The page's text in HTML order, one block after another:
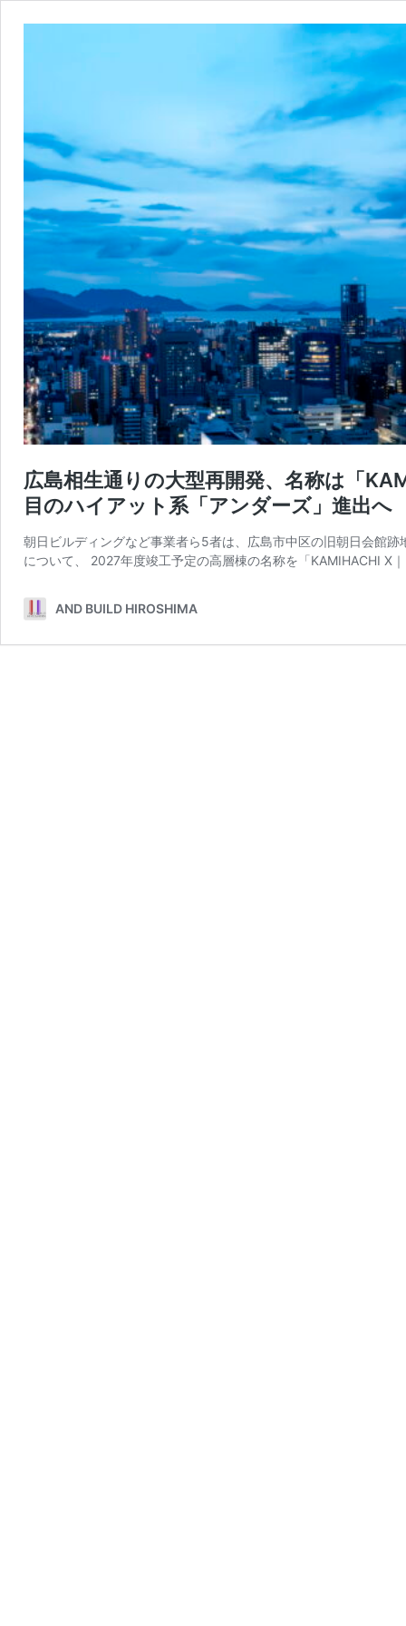
広島相生通りの大型再開発、名称は「
目のハイアット系「アンダーズ」進出へ
朝日ビルディングなど事業者ら5者は、広島市中区の旧朝日会館
について、 2027年度竣工予定の高層棟の名称を「KAMIHACHI X
AND BUILD HIROSHIMA